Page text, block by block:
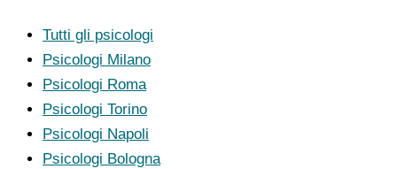
Tutti gli psicologi
Psicologi Milano
Psicologi Roma
Psicologi Torino
Psicologi Napoli
Psicologi Bologna